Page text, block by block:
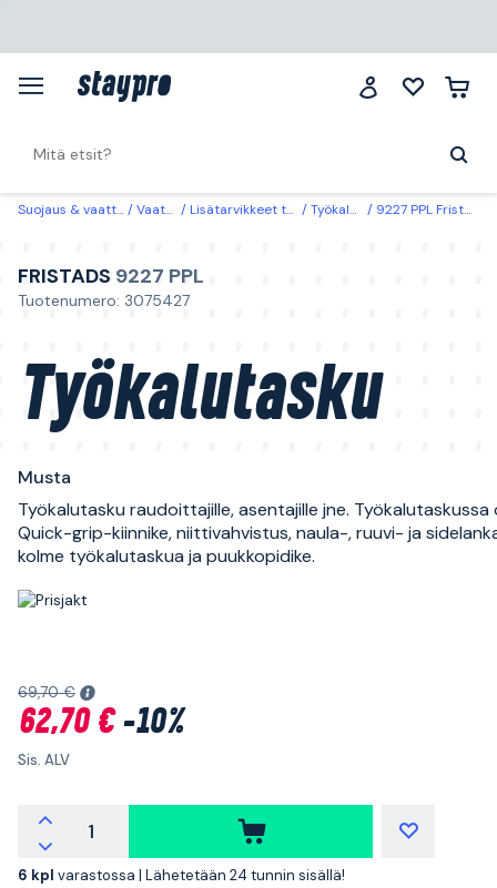
Suojaus & vaatteet Vaatteet Lisätarvikkeet työvaatteet Työkalun kantaja 9227 PPL Fristads Työkalutasku Musta
FRISTADS 9227 PPL
Tuotenumero: 3075427
Työkalutasku
Musta
Työkalutasku raudoittajille, asentajille jne. Työkalutaskussa
Quick-grip-kiinnike, niittivahvistus, naula-, ruuvi- ja
kolme työkalutaskua ja puukkopidike.
69,70 €
62,70 €-10%
Sis. ALV
6 kpl varastossa | Lähetetään 24 tunnin sisällä!